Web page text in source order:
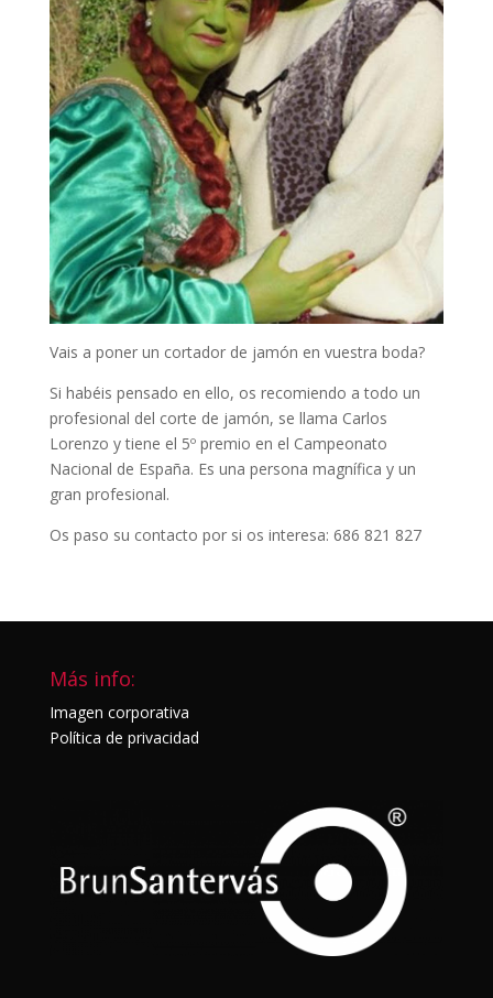
Vais a poner un cortador de jamón en vuestra boda?
Si habéis pensado en ello, os recomiendo a todo un
profesional del corte de jamón, se llama Carlos
Lorenzo y tiene el 5º premio en el Campeonato
Nacional de España. Es una persona magnífica y un
gran profesional.
Os paso su contacto por si os interesa: 686 821 827
Más info:
Imagen corporativa
Política de privacidad